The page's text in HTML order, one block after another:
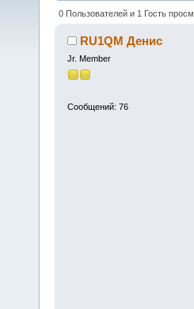
0 Пользователей и 1 Гость
RU1QM Денис
Jr. Member
Сообщений: 76